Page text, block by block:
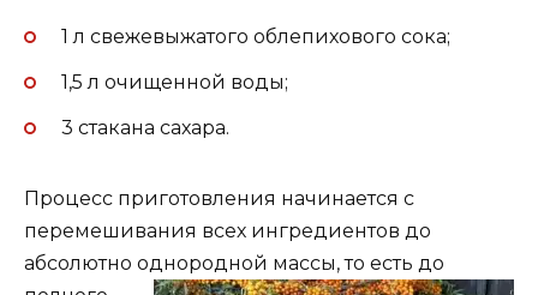
1 л свежевыжатого облепихового сока;
1,5 л очищенной воды;
3 стакана сахара.
Процесс приготовления начинается с
перемешивания всех ингредиентов до
абсолютно однородной массы, то есть до